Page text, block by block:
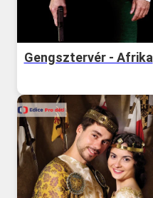
Gengsztervér - Afrika